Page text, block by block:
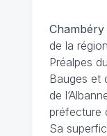
Chambéry
de la
Préalpes
Bauges et
de
préfecture
Sa